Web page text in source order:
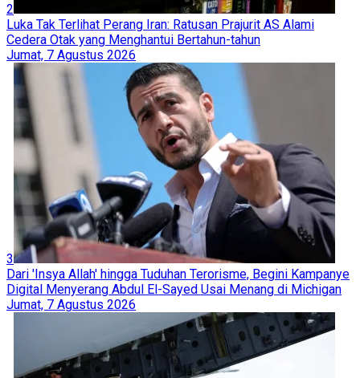
2
Luka Tak Terlihat Perang Iran: Ratusan Prajurit AS Alami
Cedera Otak yang Menghantui Bertahun-tahun
Jumat, 7 Agustus 2026
3
Dari 'Insya Allah' hingga Tuduhan Terorisme, Begini Kampanye
Digital Menyerang Abdul El-Sayed Usai Menang di Michigan
Jumat, 7 Agustus 2026